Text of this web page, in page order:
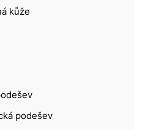
kůže
podešev